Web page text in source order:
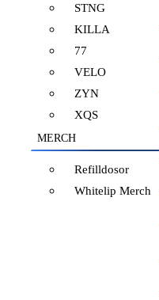
STNG
KILLA
77
VELO
ZYN
XQS
MERCH
Refilldosor
Whitelip Merch